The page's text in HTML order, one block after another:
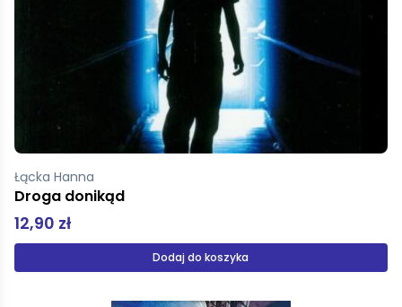
Łącka Hanna
Droga donikąd
12,90 zł
Dodaj do koszyka